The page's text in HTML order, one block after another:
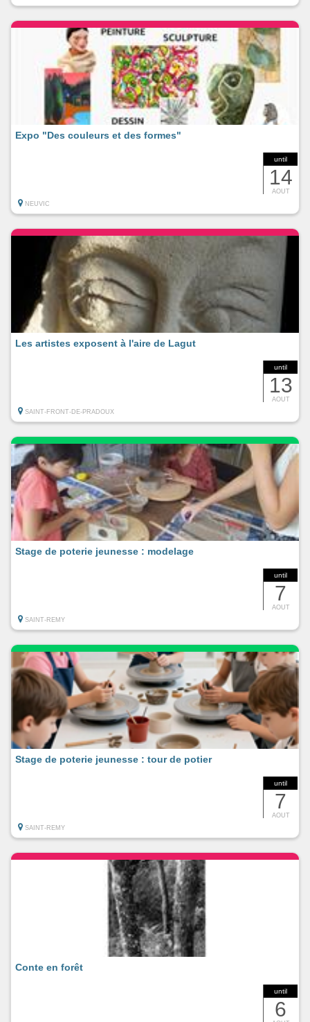
until
14
AOUT
Expo "Des couleurs et des formes"
NEUVIC
until
13
AOUT
Les artistes exposent à l'aire de Lagut
SAINT-FRONT-DE-PRADOUX
until
7
AOUT
Stage de poterie jeunesse : modelage
SAINT-REMY
until
7
AOUT
Stage de poterie jeunesse : tour de potier
SAINT-REMY
until
6
Conte en forêt